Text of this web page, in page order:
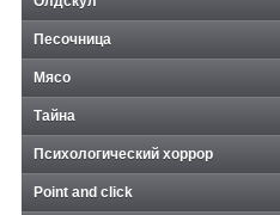
Песочница
Мясо
Тайна
Психологический хоррор
Point and click